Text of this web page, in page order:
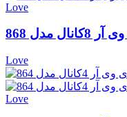
Love
Love
Love